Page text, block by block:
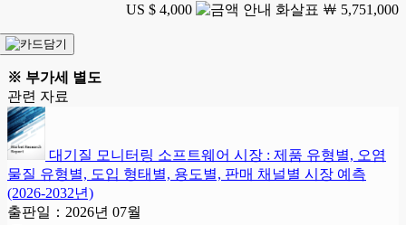
US $ 4,000
￦ 5,751,000
※ 부가세 별도
관련 자료
대기질 모니터링 소프트웨어 시장 : 제품 유형별, 오염
물질 유형별, 도입 형태별, 용도별, 판매 채널별 시장 예측
(2026-2032년)
출판일：2026년 07월